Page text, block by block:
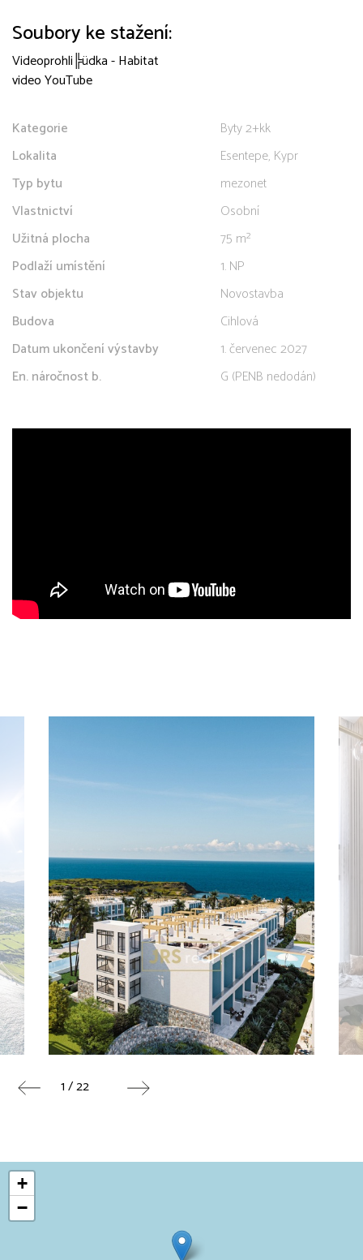
Soubory ke stažení:
Videoprohli╠üdka - Habitat
video YouTube
Kategorie
Byty 2+kk
Lokalita
Esentepe, Kypr
Typ bytu
mezonet
Vlastnictví
Osobní
Užitná plocha
75 m²
Podlaží umístění
1. NP
Stav objektu
Novostavba
Budova
Cihlová
Datum ukončení výstavby
1. červenec 2027
En. náročnost b.
G (PENB nedodán)
1 / 22
+
−